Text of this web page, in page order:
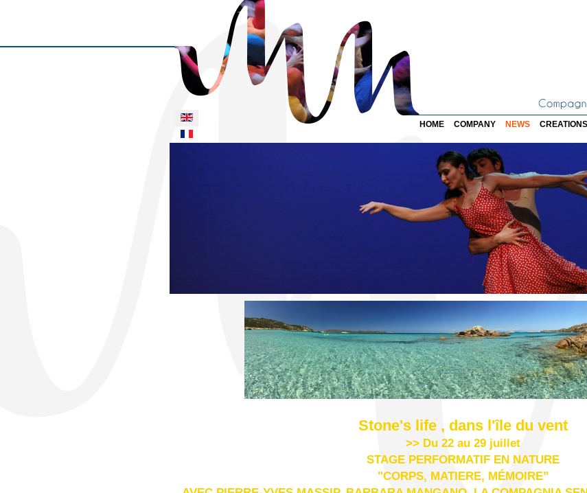
Select your language
HOME COMPANY NEWS CREATIONS
Stone's life , dans l'île du vent
>> Du 22 au 29 juillet
STAGE PERFORMATIF EN NATURE
"CORPS, MATIERE, MÉMOIRE”